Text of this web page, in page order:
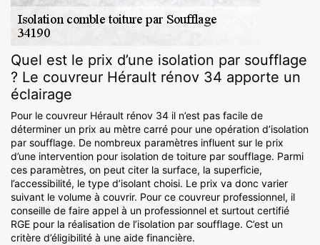
Quel est le prix d’une isolation par soufflage
? Le couvreur Hérault rénov 34 apporte un
éclairage
Pour le couvreur Hérault rénov 34 il n’est pas facile de
déterminer un prix au mètre carré pour une opération d’isolation
par soufflage. De nombreux paramètres influent sur le prix
d’une intervention pour isolation de toiture par soufflage. Parmi
ces paramètres, on peut citer la surface, la superficie,
l’accessibilité, le type d’isolant choisi. Le prix va donc varier
suivant le volume à couvrir. Pour ce couvreur professionnel, il
conseille de faire appel à un professionnel et surtout certifié
RGE pour la réalisation de l’isolation par soufflage. C’est un
critère d’éligibilité à une aide financière.